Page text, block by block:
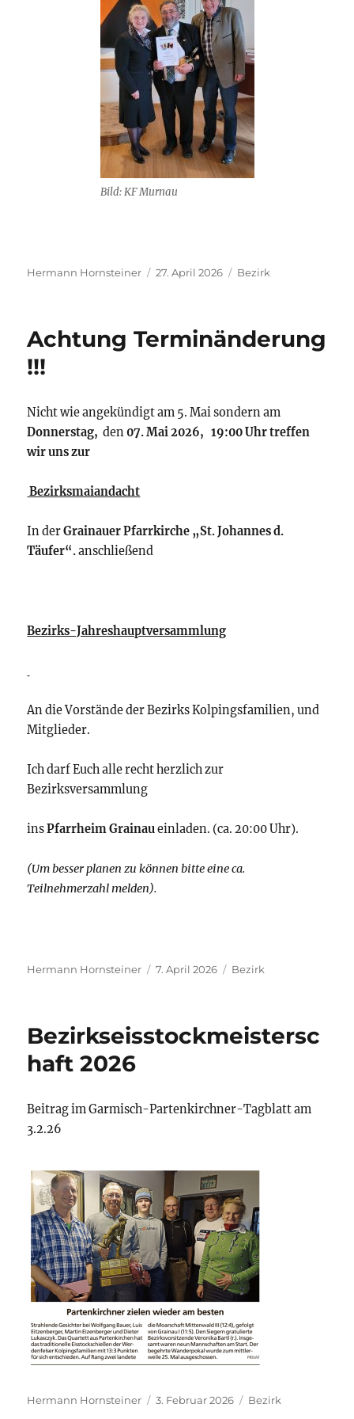
Bild: KF Murnau
Autor
Hermann Hornsteiner
Veröffentlicht
27. April 2026 Kategorien
Bezirk
Achtung Terminänderung
!!!
Nicht wie angekündigt am 5. Mai sondern am
Donnerstag, den07. Mai 2026, 19:00 Uhr treffen
wir uns zur
Bezirksmaiandacht
In derGrainauer Pfarrkirche „St. Johannes d.
Täufer“.anschließend
Bezirks-Jahreshauptversammlung
An die Vorstände der Bezirks Kolpingsfamilien, und
Mitglieder.
Ich darf Euch alle recht herzlich zur
Bezirksversammlung
insPfarrheim Grainaueinladen. (ca. 20:00 Uhr).
(Um besser planen zu können bitte eine ca.
Teilnehmerzahl melden).
Autor
Hermann Hornsteiner
Veröffentlicht
7. April 2026 Kategorien
Bezirk
Bezirkseisstockmeistersc
haft 2026
Beitrag im Garmisch-Partenkirchner-Tagblatt am
3.2.26
Autor
Hermann Hornsteiner
Veröffentlicht
3. Februar 2026 Kategorien
Bezirk